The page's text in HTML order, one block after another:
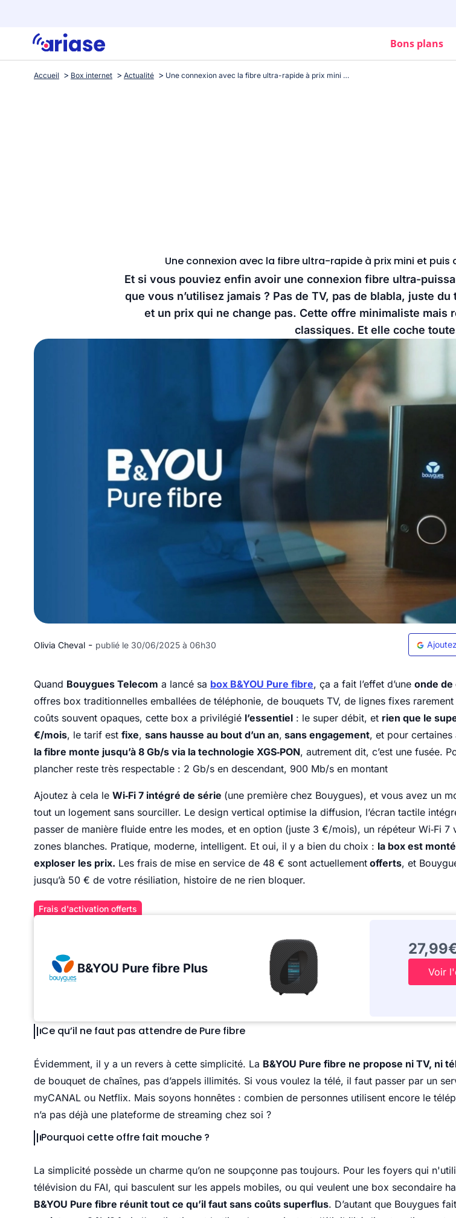
Bons plans
Accueil Box internet Actualité Une connexion avec la fibre ultra-rapide à prix mini et puis c'est tout : voilà l'offre B&YOU Pure fibre
Une connexion avec la fibre ultra-rapide à prix mini et puis
Et si vous pouviez enfin avoir une connexion fibre ultra-
que vous n’utilisez jamais ? Pas de TV, pas de blabla, juste
et un prix qui ne change pas. Cette offre minimaliste
classiques. Et elle coche
Olivia Cheval - publié le 30/06/2025 à 06h30
Quand Bouygues Telecom a lancé sa box B&YOU Pure fibre, ça a fait l’effet d’une onde de
offres box traditionnelles emballées de téléphonie, de bouquets TV, de lignes fixes
coûts souvent opaques, cette box a privilégié l’essentiel : le super débit, et rien que le
€/mois, le tarif est fixe, sans hausse au bout d’un an, sans engagement, et pour certaines
la fibre monte jusqu’à 8 Gb/s via la technologie XGS‑PON, autrement dit, c’est une fusée.
plancher reste très respectable : 2 Gb/s en descendant, 900 Mb/s en montant
Ajoutez à cela le Wi‑Fi 7 intégré de série (une première chez Bouygues), et vous avez un
tout un logement sans sourciller. Le design vertical optimise la diffusion, l’écran tactile
passer de manière fluide entre les modes, et en option (juste 3 €/mois), un répéteur Wi‑Fi 7
zones blanches. Pratique, moderne, intelligent. Et oui, il y a bien du choix : la box est
exploser les prix. Les frais de mise en service de 48 € sont actuellement offerts, et
jusqu’à 50 € de votre résiliation, histoire de ne rien bloquer.
Frais d'activation offerts
B&YOU Pure fibre Plus Voir
Ce qu’il ne faut pas attendre de Pure fibre
Évidemment, il y a un revers à cette simplicité. La B&YOU Pure fibre ne propose ni TV, ni
de bouquet de chaînes, pas d’appels illimités. Si vous voulez la télé, il faut passer par un
myCANAL ou Netflix. Mais soyons honnêtes : combien de personnes utilisent encore le
n’a pas déjà une plateforme de streaming chez soi ?
Pourquoi cette offre fait mouche ?
La simplicité possède un charme qu’on ne soupçonne pas toujours. Pour les foyers qui
télévision du FAI, qui basculent sur les appels mobiles, ou qui veulent une box secondaire
B&YOU Pure fibre réunit tout ce qu’il faut sans coûts superflus. D’autant que Bouygues